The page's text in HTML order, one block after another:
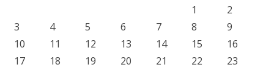
1
2
3
4 5 6 7 8
9
10
11 12 13 14 15
16
17
18 19 20 21 22
23